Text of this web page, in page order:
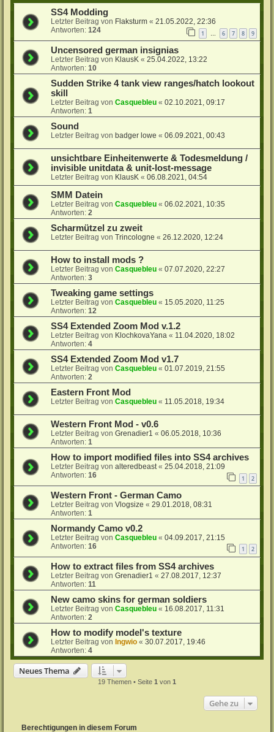
SS4 Modding
Letzter Beitrag von Flaksturm «21.05.2022, 22:36
Antworten:124 1 6 7 8 9
Uncensored german insignias
Letzter Beitrag von KlausK «25.04.2022, 13:22
Antworten:10
Sudden Strike 4 tank view ranges/hatch lookout
skill
Letzter Beitrag vonCasquebleu «02.10.2021, 09:17
Antworten:1
Sound
Letzter Beitrag von badger lowe «06.09.2021, 00:43
unsichtbare Einheitenwerte & Todesmeldung /
invisible unitdata & unit-lost-message
Letzter Beitrag von KlausK «06.08.2021, 04:54
SMM Datein
Letzter Beitrag vonCasquebleu «06.02.2021, 10:35
Antworten:2
Scharmützel zu zweit
Letzter Beitrag vonTrincologne «26.12.2020, 12:24
How to install mods ?
Letzter Beitrag vonCasquebleu «07.07.2020, 22:27
Antworten:3
Tweaking game settings
Letzter Beitrag vonCasquebleu « 15.05.2020, 11:25
Antworten:12
SS4 Extended Zoom Mod v.1.2
Letzter Beitrag von KlochkovaYana « 11.04.2020, 18:02
Antworten:4
SS4 Extended Zoom Mod v1.7
Letzter Beitrag vonCasquebleu «01.07.2019, 21:55
Antworten:2
Eastern Front Mod
Letzter Beitrag vonCasquebleu « 11.05.2018, 19:34
Western Front Mod - v0.6
Letzter Beitrag vonGrenadier1 «06.05.2018, 10:36
Antworten:1
How to import modified files into SS4 archives
Letzter Beitrag vonalteredbeast«25.04.2018, 21:09
Antworten:16 1 2
Western Front - German Camo
Letzter Beitrag vonVlogsize «29.01.2018, 08:31
Antworten:1
Normandy Camo v0.2
Letzter Beitrag vonCasquebleu «04.09.2017, 21:15
Antworten:16 1 2
How to extract files from SS4 archives
Letzter Beitrag vonGrenadier1 «27.08.2017, 12:37
Antworten:11
New camo skins for german soldiers
Letzter Beitrag vonCasquebleu « 16.08.2017, 11:31
Antworten:2
How to modify model's texture
Letzter Beitrag vonIngwio «30.07.2017, 19:46
Antworten:4
Neues Thema
19 Themen • Seite 1 von 1
Gehe zu
Berechtigungen in diesem Forum